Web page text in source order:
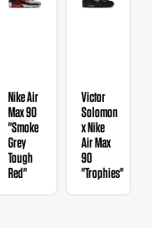
Nike Air
Max 90
"Smoke
Grey
Tough
Red"
Victor
Solomon
x Nike
Air Max
90
"Trophies"